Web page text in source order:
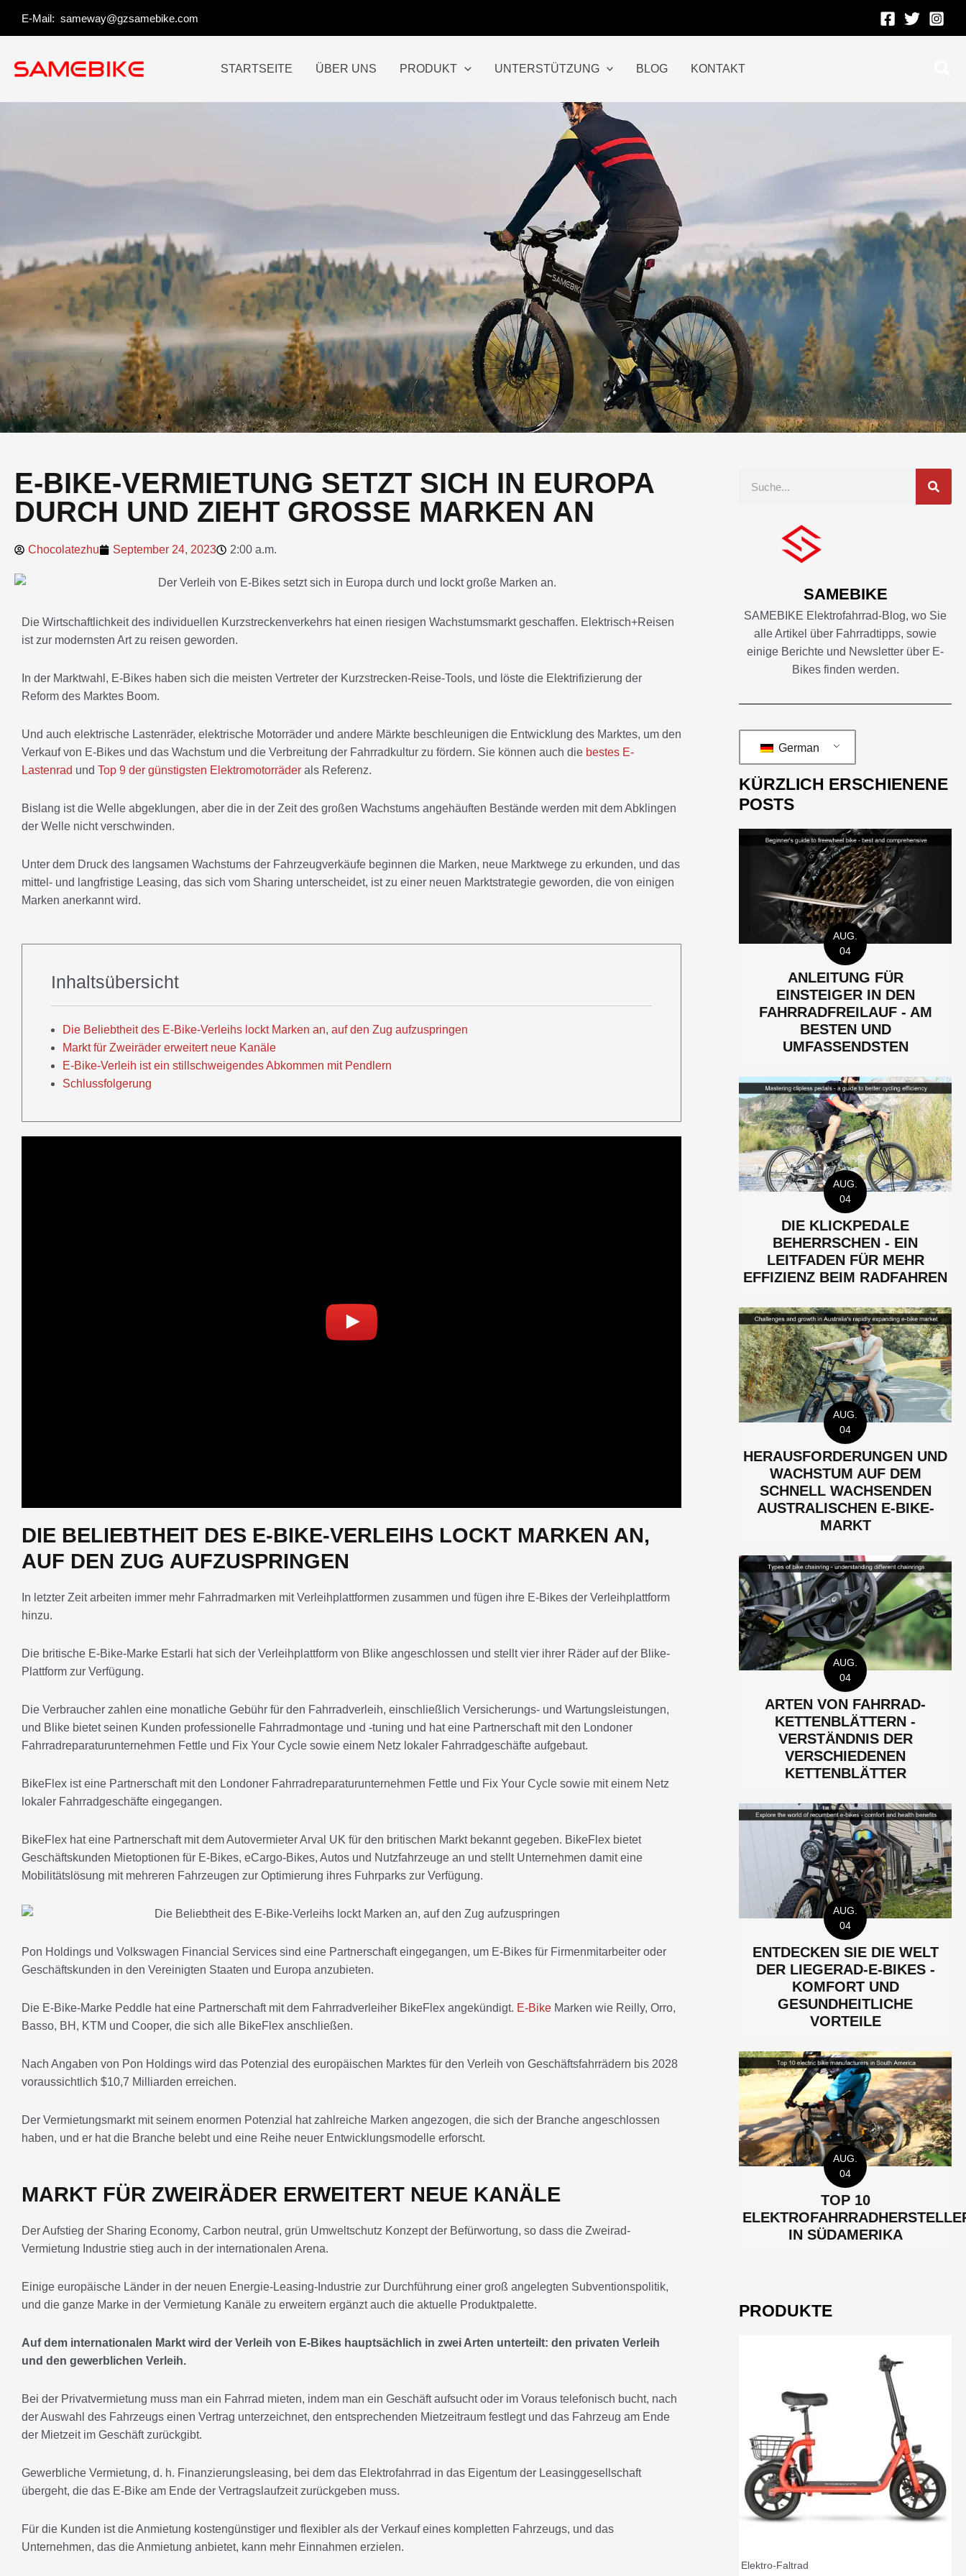
Inhalt
E-Mail: sameway@gzsamebike.com
STARTSEITE ÜBER UNS PRODUKT UNTERSTÜTZUNG BLOG KONTAKT
E-BIKE-VERMIETUNG SETZT SICH IN EUROPA
DURCH UND ZIEHT GROSSE MARKEN AN
Chocolatezhu September 24, 2023 2:00 a.m.
Die Wirtschaftlichkeit des individuellen Kurzstreckenverkehrs hat einen riesigen Wachstumsmarkt geschaffen. Elektrisch+Reisen
ist zur modernsten Art zu reisen geworden.
In der Marktwahl, E-Bikes haben sich die meisten Vertreter der Kurzstrecken-Reise-Tools, und löste die Elektrifizierung der
Reform des Marktes Boom.
Und auch elektrische Lastenräder, elektrische Motorräder und andere Märkte beschleunigen die Entwicklung des Marktes, um den
Verkauf von E-Bikes und das Wachstum und die Verbreitung der Fahrradkultur zu fördern. Sie können auch die bestes E-
Lastenrad und Top 9 der günstigsten Elektromotorräder als Referenz.
Bislang ist die Welle abgeklungen, aber die in der Zeit des großen Wachstums angehäuften Bestände werden mit dem Abklingen
der Welle nicht verschwinden.
Unter dem Druck des langsamen Wachstums der Fahrzeugverkäufe beginnen die Marken, neue Marktwege zu erkunden, und das
mittel- und langfristige Leasing, das sich vom Sharing unterscheidet, ist zu einer neuen Marktstrategie geworden, die von einigen
Marken anerkannt wird.
Inhaltsübersicht
Die Beliebtheit des E-Bike-Verleihs lockt Marken an, auf den Zug aufzuspringen
Markt für Zweiräder erweitert neue Kanäle
E-Bike-Verleih ist ein stillschweigendes Abkommen mit Pendlern
Schlussfolgerung
DIE BELIEBTHEIT DES E-BIKE-VERLEIHS LOCKT MARKEN AN,
AUF DEN ZUG AUFZUSPRINGEN
In letzter Zeit arbeiten immer mehr Fahrradmarken mit Verleihplattformen zusammen und fügen ihre E-Bikes der Verleihplattform
hinzu.
Die britische E-Bike-Marke Estarli hat sich der Verleihplattform von Blike angeschlossen und stellt vier ihrer Räder auf der Blike-
Plattform zur Verfügung.
Die Verbraucher zahlen eine monatliche Gebühr für den Fahrradverleih, einschließlich Versicherungs- und Wartungsleistungen,
und Blike bietet seinen Kunden professionelle Fahrradmontage und -tuning und hat eine Partnerschaft mit den Londoner
Fahrradreparaturunternehmen Fettle und Fix Your Cycle sowie einem Netz lokaler Fahrradgeschäfte aufgebaut.
BikeFlex ist eine Partnerschaft mit den Londoner Fahrradreparaturunternehmen Fettle und Fix Your Cycle sowie mit einem Netz
lokaler Fahrradgeschäfte eingegangen.
BikeFlex hat eine Partnerschaft mit dem Autovermieter Arval UK für den britischen Markt bekannt gegeben. BikeFlex bietet
Geschäftskunden Mietoptionen für E-Bikes, eCargo-Bikes, Autos und Nutzfahrzeuge an und stellt Unternehmen damit eine
Mobilitätslösung mit mehreren Fahrzeugen zur Optimierung ihres Fuhrparks zur Verfügung.
Pon Holdings und Volkswagen Financial Services sind eine Partnerschaft eingegangen, um E-Bikes für Firmenmitarbeiter oder
Geschäftskunden in den Vereinigten Staaten und Europa anzubieten.
Die E-Bike-Marke Peddle hat eine Partnerschaft mit dem Fahrradverleiher BikeFlex angekündigt. E-Bike Marken wie Reilly, Orro,
Basso, BH, KTM und Cooper, die sich alle BikeFlex anschließen.
Nach Angaben von Pon Holdings wird das Potenzial des europäischen Marktes für den Verleih von Geschäftsfahrrädern bis 2028
voraussichtlich $10,7 Milliarden erreichen.
Der Vermietungsmarkt mit seinem enormen Potenzial hat zahlreiche Marken angezogen, die sich der Branche angeschlossen
haben, und er hat die Branche belebt und eine Reihe neuer Entwicklungsmodelle erforscht.
MARKT FÜR ZWEIRÄDER ERWEITERT NEUE KANÄLE
Der Aufstieg der Sharing Economy, Carbon neutral, grün Umweltschutz Konzept der Befürwortung, so dass die Zweirad-
Vermietung Industrie stieg auch in der internationalen Arena.
Einige europäische Länder in der neuen Energie-Leasing-Industrie zur Durchführung einer groß angelegten Subventionspolitik,
und die ganze Marke in der Vermietung Kanäle zu erweitern ergänzt auch die aktuelle Produktpalette.
Auf dem internationalen Markt wird der Verleih von E-Bikes hauptsächlich in zwei Arten unterteilt: den privaten Verleih
und den gewerblichen Verleih.
Bei der Privatvermietung muss man ein Fahrrad mieten, indem man ein Geschäft aufsucht oder im Voraus telefonisch bucht, nach
der Auswahl des Fahrzeugs einen Vertrag unterzeichnet, den entsprechenden Mietzeitraum festlegt und das Fahrzeug am Ende
der Mietzeit im Geschäft zurückgibt.
Gewerbliche Vermietung, d. h. Finanzierungsleasing, bei dem das Elektrofahrrad in das Eigentum der Leasinggesellschaft
übergeht, die das E-Bike am Ende der Vertragslaufzeit zurückgeben muss.
Für die Kunden ist die Anmietung kostengünstiger und flexibler als der Verkauf eines kompletten Fahrzeugs, und das
Unternehmen, das die Anmietung anbietet, kann mehr Einnahmen erzielen.
SAMEBIKE
SAMEBIKE Elektrofahrrad-Blog, wo Sie
alle Artikel über Fahrradtipps, sowie
einige Berichte und Newsletter über E-
Bikes finden werden.
German
KÜRZLICH ERSCHIENENE
POSTS
AUG.
04
ANLEITUNG FÜR
EINSTEIGER IN DEN
FAHRRADFREILAUF - AM
BESTEN UND
UMFASSENDSTEN
AUG.
04
DIE KLICKPEDALE
BEHERRSCHEN - EIN
LEITFADEN FÜR MEHR
EFFIZIENZ BEIM RADFAHREN
AUG.
04
HERAUSFORDERUNGEN UND
WACHSTUM AUF DEM
SCHNELL WACHSENDEN
AUSTRALISCHEN E-BIKE-
MARKT
AUG.
04
ARTEN VON FAHRRAD-
KETTENBLÄTTERN -
VERSTÄNDNIS DER
VERSCHIEDENEN
KETTENBLÄTTER
AUG.
04
ENTDECKEN SIE DIE WELT
DER LIEGERAD-E-BIKES -
KOMFORT UND
GESUNDHEITLICHE
VORTEILE
AUG.
04
TOP 10
IN SÜDAMERIKA
PRODUKTE
Elektro-Faltrad